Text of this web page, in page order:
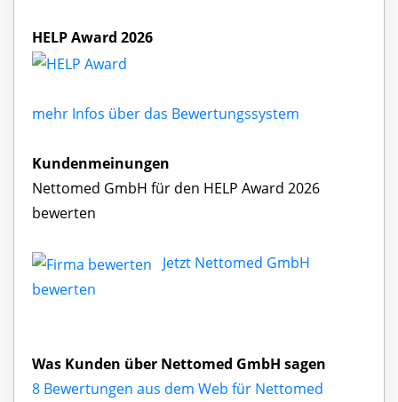
HELP Award 2026
mehr Infos über das Bewertungssystem
Kundenmeinungen
Nettomed GmbH für den HELP Award 2026
bewerten
Jetzt Nettomed GmbH
bewerten
Was Kunden über Nettomed GmbH sagen
8 Bewertungen aus dem Web für Nettomed